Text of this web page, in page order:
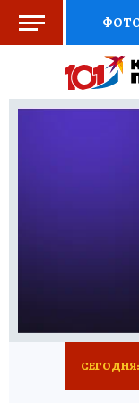
СЕГОДНЯ: